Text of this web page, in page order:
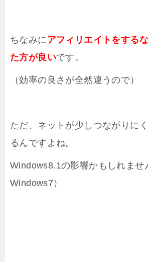
ちなみに アフィリエイトをする
た方が良いです。
（効率の良さが全然違うので）
ただ、ネットが少しつながりに
るんですよね。
Windows8.1の影響かもしれませ
Windows7）